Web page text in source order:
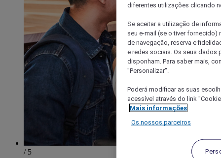
/ 5
diferentes utilizações clicando
Se aceitar a utilização de
seu e-mail (se o tiver
de navegação, reserva e
e redes sociais. Os seus dados
disponham. Para saber mais,
"Personalizar".
Poderá modificar as suas
acessível através do link
Mais informações
Os nossos parceiros